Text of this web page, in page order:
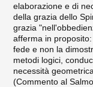
elaborazione e di
della grazia dello
grazia
afferma in
fe­de e non la
metodi logici,
necessità
(Commento al